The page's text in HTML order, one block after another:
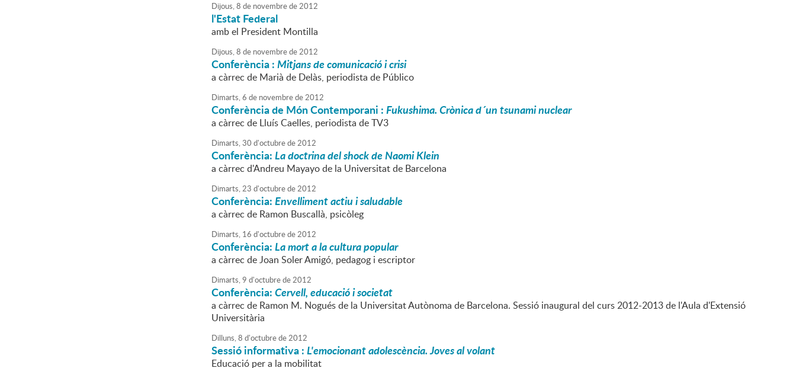
Dijous,8 de novembrede2012
l'Estat Federal
amb el President Montilla
Dijous,8 de novembrede2012
Conferència :Mitjans de comunicació i crisi
a càrrec de Marià de Delàs, periodista de Público
Dimarts,6 de novembrede2012
Conferència de Món Contemporani :Fukushima. Crònica d´un tsunami nuclear
a càrrec de Lluís Caelles, periodista de TV3
Dimarts,30 d'octubrede2012
Conferència:La doctrina del shock de Naomi Klein
a càrrec d'Andreu Mayayo de la Universitat de Barcelona
Dimarts,23 d'octubrede2012
Conferència:Envelliment actiu i saludable
a càrrec de Ramon Buscallà, psicòleg
Dimarts, 16 d'octubrede2012
Conferència:La mort a la cultura popular
a càrrec de Joan Soler Amigó, pedagog i escriptor
Dimarts,9 d'octubrede2012
Conferència:Cervell, educació i societat
a càrrec de Ramon M. Nogués de la Universitat Autònoma de Barcelona. Sessió inaugural del curs 2012-2013 de l'Aula d'Extensió
Universitària
Dilluns,8 d'octubrede2012
Sessió informativa :L'emocionant adolescència. Joves al volant
Educació per a la mobilitat